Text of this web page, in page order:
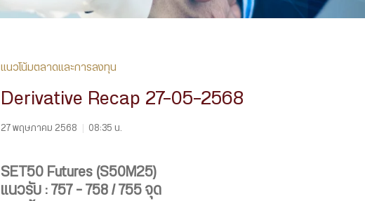
แนวโน้มตลาดและการลงทุน
Derivative Recap 27-05-2568
27 พฤษภาคม 2568 08:35 น.
SET50 Futures (S50M25)
แนวรับ : 757 – 758 / 755 จุด